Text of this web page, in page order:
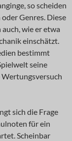
so scheiden
Genres. Diese
wie er etwa
einschätzt.
bestimmt
seine
Wertungsversuch
sich die Frage
für ein
Scheinbar